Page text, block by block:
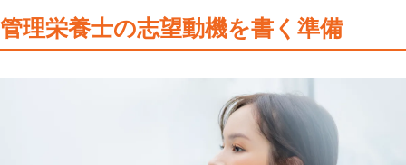
管理栄養士の志望動機を書く準備